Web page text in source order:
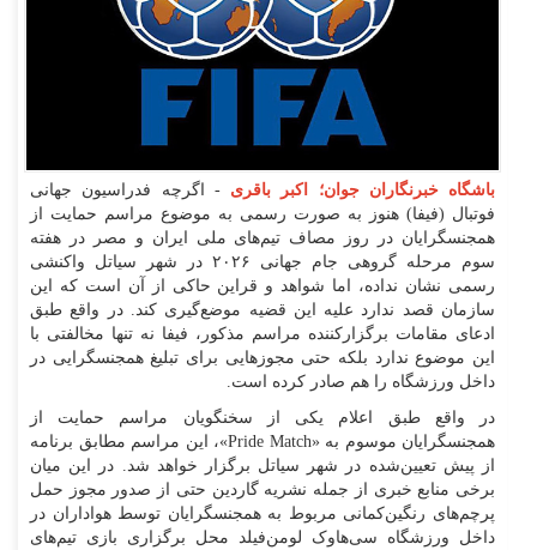
باشگاه خبرنگاران جوان؛ اکبر باقری - اگرچه فدراسیون جهانی
فوتبال (فیفا) هنوز به صورت رسمی به موضوع مراسم حمایت از
همجنسگرایان در روز مصاف تیم‌های ملی ایران و مصر در هفته
سوم مرحله گروهی جام جهانی ۲۰۲۶ در شهر سیاتل واکنشی
رسمی نشان نداده، اما شواهد و قراین حاکی از آن است که این
سازمان قصد ندارد علیه این قضیه موضع‌گیری کند. در واقع طبق
ادعای مقامات برگزارکننده مراسم مذکور، فیفا نه تنها مخالفتی با
این موضوع ندارد بلکه حتی مجوز‌هایی برای تبلیغ همجنسگرایی در
داخل ورزشگاه را هم صادر کرده است.
در واقع طبق اعلام یکی از سخنگویان مراسم حمایت از
همجنسگرایان موسوم به «Pride Match»، این مراسم مطابق برنامه
از پیش تعیین‌شده در شهر سیاتل برگزار خواهد شد. در این میان
برخی منابع خبری از جمله نشریه گاردین حتی از صدور مجوز حمل
پرچم‌های رنگین‌کمانی مربوط به همجنسگرایان توسط هواداران در
داخل ورزشگاه سی‌هاوک لومن‌فیلد محل برگزاری بازی تیم‌های